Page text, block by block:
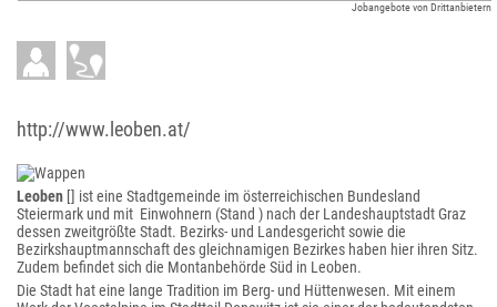
Jobangebote von Drittanbietern
http://www.leoben.at/
Leoben [] ist eine Stadtgemeinde im österreichischen Bundesland
Steiermark und mit Einwohnern (Stand ) nach der Landeshauptstadt Graz
dessen zweitgrößte Stadt. Bezirks- und Landesgericht sowie die
Bezirkshauptmannschaft des gleichnamigen Bezirkes haben hier ihren Sitz.
Zudem befindet sich die Montanbehörde Süd in Leoben.
Die Stadt hat eine lange Tradition im Berg- und Hüttenwesen. Mit einem